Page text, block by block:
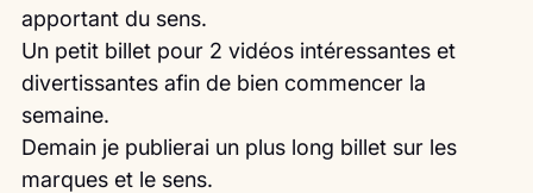
apportant du sens.
Un petit billet pour 2 vidéos intéressantes et
divertissantes afin de bien commencer la
semaine.
Demain je publierai un plus long billet sur les
marques et le sens.